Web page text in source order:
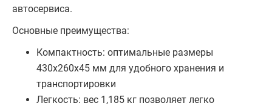
автосервиса.
Основные преимущества:
Компактность: оптимальные размеры
430х260х45 мм для удобного хранения и
транспортировки
Легкость: вес 1,185 кг позволяет легко